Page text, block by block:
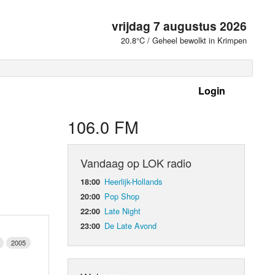
vrijdag 7 augustus 2026
20.8°C / Geheel bewolkt in Krimpen
Login
2005
106.0 FM
Vandaag op LOK radio
18:00 Heerlijk-Hollands
20:00 Pop Shop
22:00 Late Night
23:00 De Late Avond